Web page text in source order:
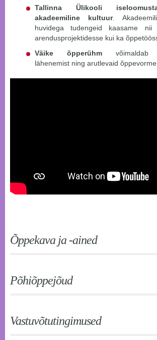
Tallinna Ülikooli
akadeemiline kultuur.
huvidega tudengeid kaasame
arendusprojektidesse kui ka
Väike õpperühm võimaldab
lähenemist ning arutlevaid
Õppekava ja -ained
Põhiõppejõud
Vastuvõtutingimused